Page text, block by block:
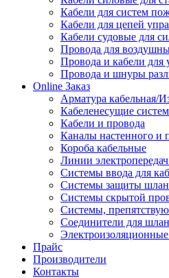
Кабели для систем
Кабели для цепей
Кабели судовые для
Провода для
Провода и кабели для
Провода и шнуры
Online Заказ
Арматура кабельная/
Кабеленесущие
Кабели и провода
Каналы настенного и
Короба кабельные
Линии
Системы ввода для
Системы защиты
Системы скрытой
Системы,
Соединители для
Прайс
Производители
Контакты